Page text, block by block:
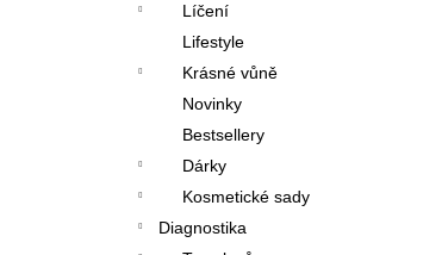
Líčení
Lifestyle
Krásné vůně
Novinky
Bestsellery
Dárky
Kosmetické sady
Diagnostika